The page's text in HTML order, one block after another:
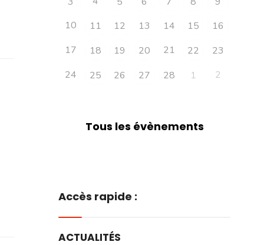
10
11 12 13 14 15
16
17
18 19 20 21 22
23
24
25 26 27 28 1 2
Tous les évènements
Accès rapide :
ACTUALITÉS